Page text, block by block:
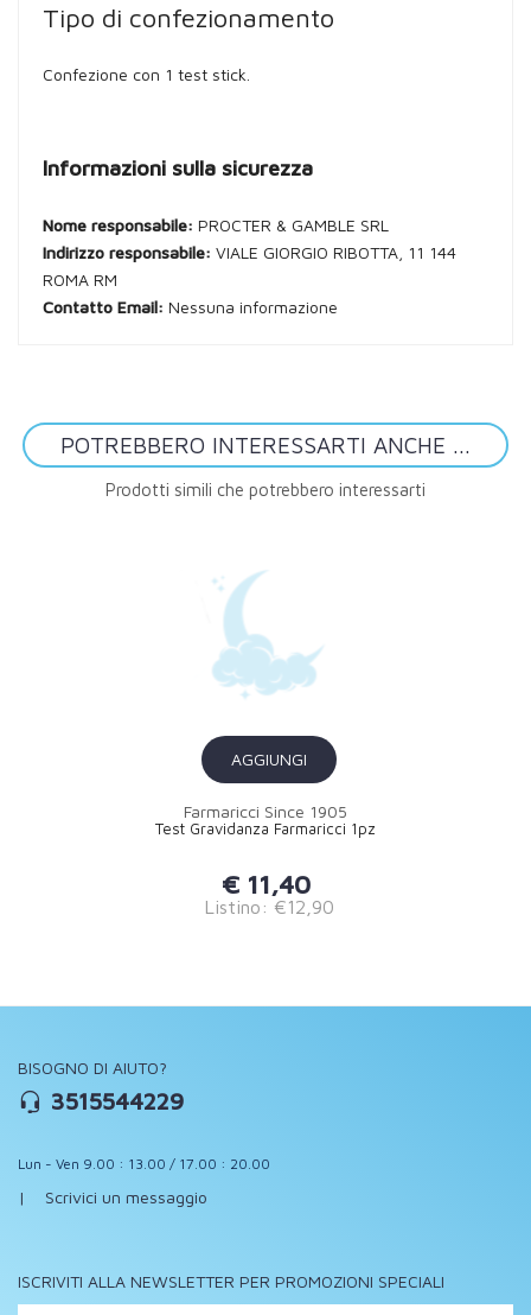
Tipo di confezionamento
Confezione con 1 test stick.
Informazioni sulla sicurezza
Nome responsabile: PROCTER & GAMBLE SRL
Indirizzo responsabile: VIALE GIORGIO RIBOTTA, 11 144
ROMA RM
Contatto Email: Nessuna informazione
POTREBBERO INTERESSARTI ANCHE ...
Prodotti simili che potrebbero interessarti
AGGIUNGI
Farmaricci Since 1905
Test Gravidanza Farmaricci 1pz
€ 11,40
Listino: €12,90
BISOGNO DI AIUTO?
3515544229
Lun - Ven 9.00 : 13.00 / 17.00 : 20.00
| Scrivici un messaggio
ISCRIVITI ALLA NEWSLETTER PER PROMOZIONI SPECIALI